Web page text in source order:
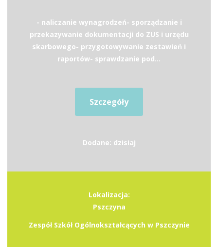
- naliczanie wynagrodzeń- sporządzanie i
przekazywanie dokumentacji do ZUS i urzędu
skarbowego- przygotowywanie zestawień i
raportów- sprawdzanie pod...
Szczegóły
Dodane: dzisiaj
Lokalizacja:
Pszczyna
Zespół Szkół Ogólnokształcących w Pszczynie